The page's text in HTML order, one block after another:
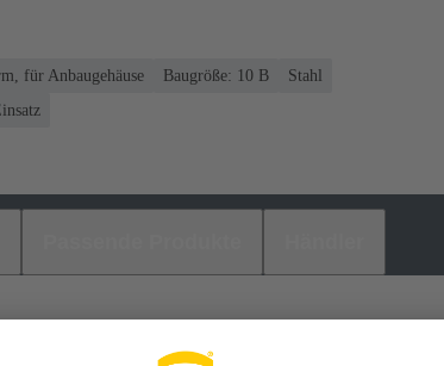
für Anbaugehäuse Baugröße: 10 B
Stahl